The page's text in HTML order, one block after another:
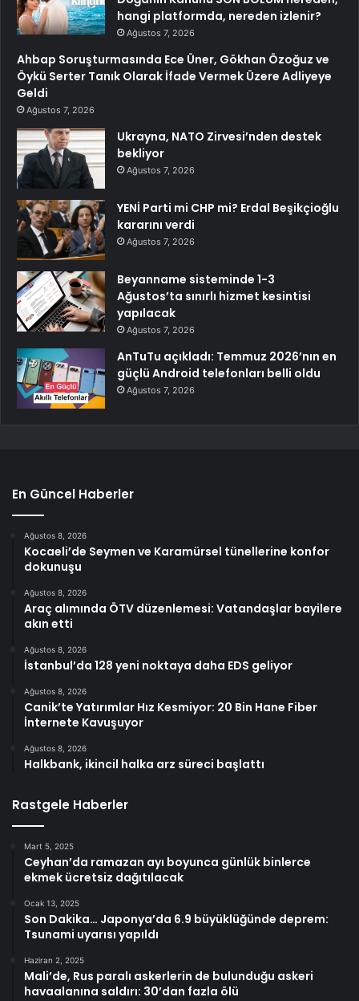
hangi platformda, nereden izlenir?
Ağustos 7, 2026
Ahbap Soruşturmasında Ece Üner, Gökhan Özoğuz ve
Öykü Serter Tanık Olarak İfade Vermek Üzere Adliyeye
Geldi
Ağustos 7, 2026
Ukrayna, NATO Zirvesi’nden destek
bekliyor
Ağustos 7, 2026
YENİ Parti mi CHP mi? Erdal Beşikçioğlu
kararını verdi
Ağustos 7, 2026
Beyanname sisteminde 1-3
Ağustos’ta sınırlı hizmet kesintisi
yapılacak
Ağustos 7, 2026
AnTuTu açıkladı: Temmuz 2026’nın en
güçlü Android telefonları belli oldu
Ağustos 7, 2026
En Güncel Haberler
Ağustos 8, 2026
Kocaeli’de Seymen ve Karamürsel tünellerine konfor
dokunuşu
Ağustos 8, 2026
Araç alımında ÖTV düzenlemesi: Vatandaşlar bayilere
akın etti
Ağustos 8, 2026
İstanbul’da 128 yeni noktaya daha EDS geliyor
Ağustos 8, 2026
Canik’te Yatırımlar Hız Kesmiyor: 20 Bin Hane Fiber
İnternete Kavuşuyor
Ağustos 8, 2026
Halkbank, ikincil halka arz süreci başlattı
Rastgele Haberler
Mart 5, 2025
Ceyhan’da ramazan ayı boyunca günlük binlerce
ekmek ücretsiz dağıtılacak
Ocak 13, 2025
Son Dakika… Japonya’da 6.9 büyüklüğünde deprem:
Tsunami uyarısı yapıldı
Haziran 2, 2025
Mali’de, Rus paralı askerlerin de bulunduğu askeri
havaalanına saldırı: 30’dan fazla ölü